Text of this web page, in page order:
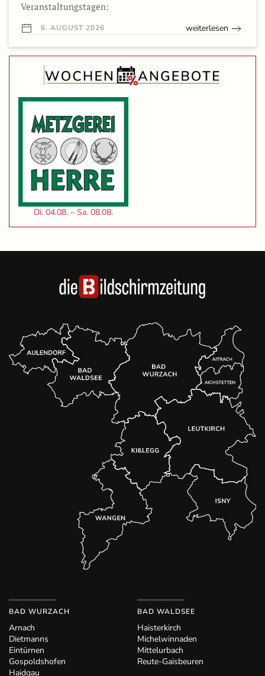
Veranstaltungstagen:
6. AUGUST 2026 weiterlesen
Di. 04.08. – Sa. 08.08.
BAD WURZACH
Arnach
Dietmanns
Eintürnen
Gospoldshofen
Haidgau
BAD WALDSEE
Haisterkirch
Michelwinnaden
Mittelurbach
Reute-Gaisbeuren